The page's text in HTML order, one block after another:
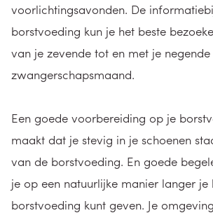
voorlichtingsavonden. De
borstvoeding kun je het beste
van je zevende tot en met je negende
zwangerschapsmaand.
Een goede voorbereiding op je
maakt dat je stevig in je schoenen
van de borstvoeding. En goede
je op een natuurlijke manier langer je
borstvoeding kunt geven. Je